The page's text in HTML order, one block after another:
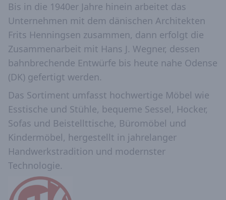
Bis in die 1940er Jahre hinein arbeitet das
Unternehmen mit dem dänischen Architekten
Frits Henningsen zusammen, dann erfolgt die
Zusammenarbeit mit Hans J. Wegner, dessen
bahnbrechende Entwürfe bis heute nahe Odense
(DK) gefertigt werden.
Das Sortiment umfasst hochwertige Möbel wie
Esstische und Stühle, bequeme Sessel, Hocker,
Sofas und Beistellttische, Büromöbel und
Kindermöbel, hergestellt in jahrelanger
Handwerkstradition und modernster
Technologie.